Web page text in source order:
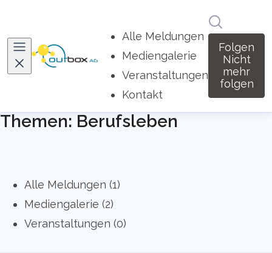
Alle Meldungen
Mediengalerie
Veranstaltungen
Kontakt
Folgen
Nicht
mehr
folgen
Themen: Berufsleben
Alle Meldungen (1)
Mediengalerie (2)
Veranstaltungen (0)